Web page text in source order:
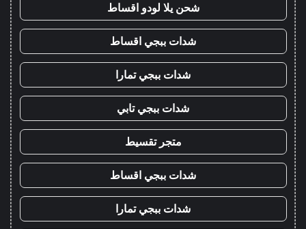
شحن يلا لودو اقساط
شدات ببجي اقساط
شدات ببجي تمارا
شدات ببجي تابي
متجر تقسيط
شدات ببجي اقساط
شدات ببجي تمارا